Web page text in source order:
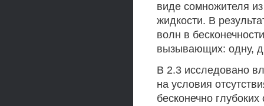
виде сомножителя
жидкости. В
волн в
вызывающих: одну,
В 2.3 исследовано
на условия
бесконечно